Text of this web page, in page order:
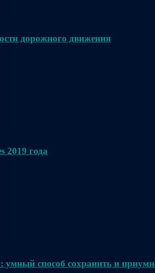
дорожного движения
2019 года
способ сохранить и